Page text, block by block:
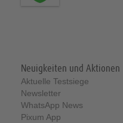
Neuigkeiten und Aktionen
Aktuelle Testsiege
Newsletter
WhatsApp News
Pixum App